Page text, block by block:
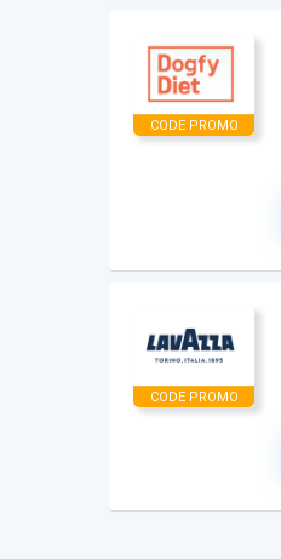
CODE PROMO
CODE PROMO